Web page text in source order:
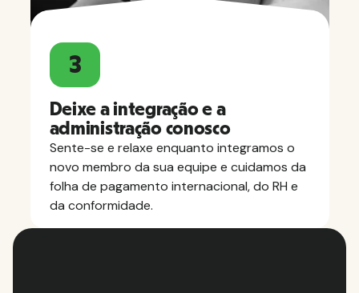
3
Deixe a integração e a
administração conosco
Sente-se e relaxe enquanto integramos o
novo membro da sua equipe e cuidamos da
folha de pagamento internacional, do RH e
da conformidade.